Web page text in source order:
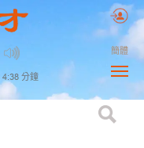
4:38 分鐘
簡體